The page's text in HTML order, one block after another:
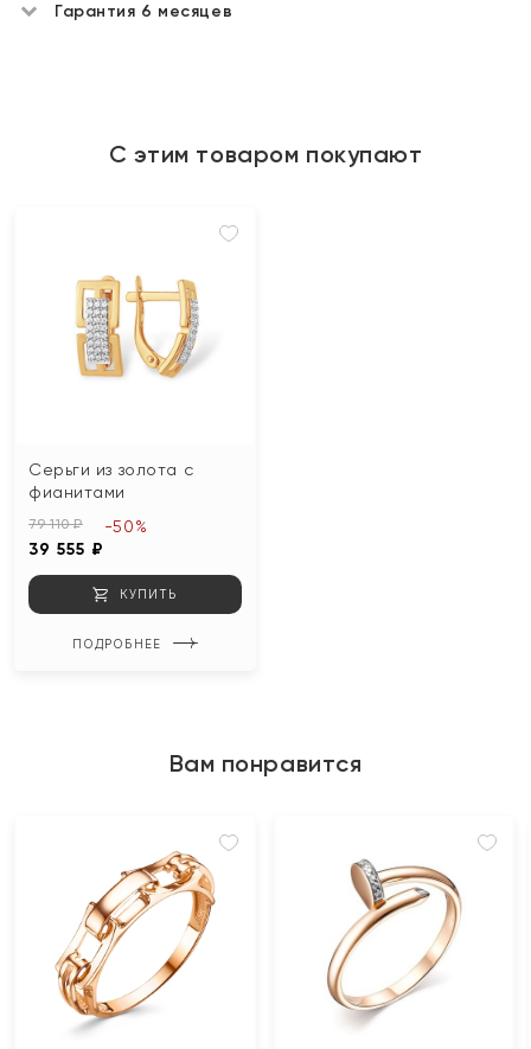
Гарантия 6 месяцев
С этим товаром покупают
Серьги из золота с
фианитами
79 110 ₽
39 555 ₽
-50%
КУПИТЬ
ПОДРОБНЕЕ
Вам понравится